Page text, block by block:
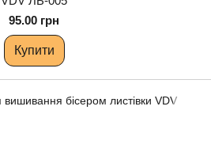
95.00 грн
Купити